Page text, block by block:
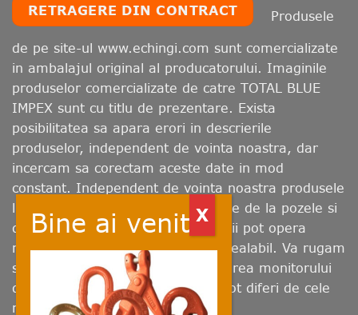
RETRAGERE DIN CONTRACT
Produsele
de pe site-ul www.echingi.com sunt comercializate
in ambalajul original al producatorului. Imaginile
produselor comercializate de catre TOTAL BLUE
IMPEX sunt cu titlu de prezentare. Exista
posibilitatea sa apara erori in descrierile
produselor, independent de vointa noastra, dar
incercam sa corectam aceste date in mod
constant. Independent de vointa noastra produsele
livrate pot prezenta abateri minore de la pozele si
descrierile prezentate. Producatorii pot opera
modificari fara sa fim avizati in prealabil. Va rugam
sa retineti ca, in functie de calibrarea monitorului
dumneavoastra, culorile afisate pot diferi de cele
reale.